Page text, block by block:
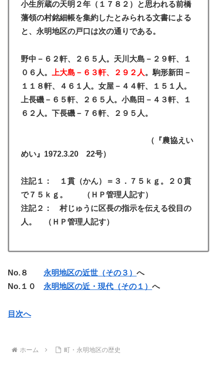
小生所蔵の天明２年（１７８２）と思われる前橋
藩領の村銘細帳を集約したとみられる文書による
と、永明地区の戸口は次の通りである。
野中－６２軒、２６５人。天川大島－２９軒、１
０６人。
上大島－６３軒、２９２人。駒形新田－
１１８軒、４６１人。 女屋－４４軒、１５１人。
上長磯－６５軒、２６５人。小島田－４３軒、１
６２人。 下長磯－７６軒、２９５人。
（『農協えい
めい』1972.3.20 22号）
注記１： １貫（かん）＝３．７５ｋｇ。２０貫
で７５ｋｇ。 （ＨＰ管理人記す）
注記２： 村じゅうに区長の指示を伝える役目の
人。 （ＨＰ管理人記す）
No.８ 永明地区の近世（その３） へ
No.１０ 永明地区の近・現代（その１） へ
目次へ
ホーム 町・永明地区の歴史